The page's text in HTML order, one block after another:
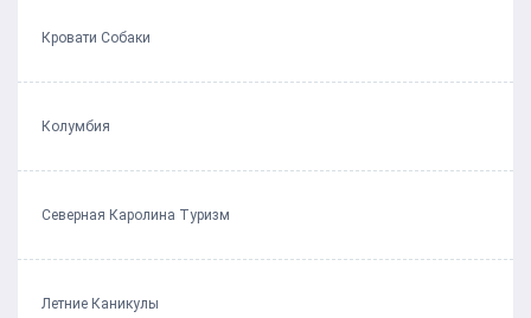
Кровати Собаки
Колумбия
Северная Каролина Туризм
Летние Каникулы